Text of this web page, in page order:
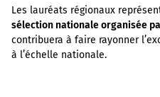
Les lauréats régionaux
sélection nationale organisée
contribuera à faire rayonner
à l’échelle nationale.